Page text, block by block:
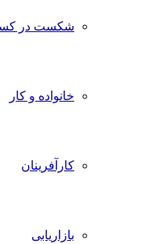
شکست در کسب و کار
خانواده و کار
کارآفرینان
بازاریابی